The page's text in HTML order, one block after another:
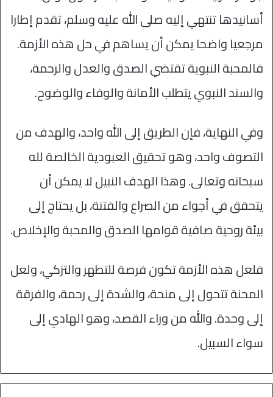
أسانيدها تنتهي إليه صلى الله عليه وسلم، تقدم إطارا
مرجعيا واضحا يمكن أن يساهم في حل هذه الأزمة.
فالمحبة النبوية تقتضي الصدق والعدل والرحمة،
والسند النبوي يتطلب الأمانة والوفاء والوضوح.
وفي النهاية، فإن الطريق إلى الله واحد، والهدف من
التصوف واحد، وهو تحقيق العبودية الخالصة لله
سبحانه وتعالى. وهذا الهدف النبيل لا يمكن أن
يتحقق في أجواء من الصراع والفتنة، بل يحتاج إلى
بيئة روحية صافية قوامها الصدق والمحبة والإخلاص.
فلعل هذه الأزمة تكون فرصة للتطهر والتزكي، ولعل
المحنة تتحول إلى منحة، والشدة إلى رحمة، والفرقة
إلى وحدة. والله من وراء القصد، وهو الهادي إلى
سواء السبيل.